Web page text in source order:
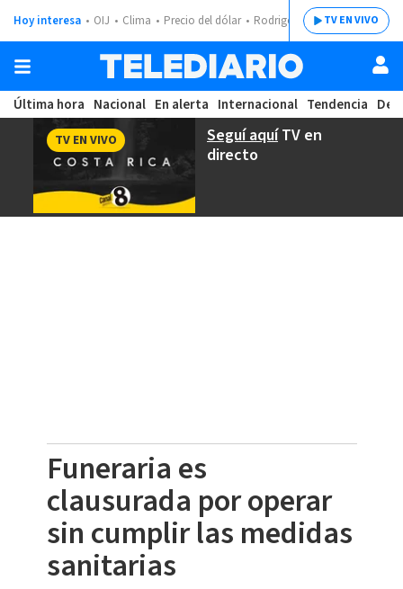
Hoy interesa OIJ Clima Precio del dólar Rodrigo ChavesTV EN VIVO
Última hora Nacional En alerta Internacional Tendencia
Seguí aquíTV en
directo
TV EN VIVO
Funeraria es
clausurada por operar
sin cumplir las medidas
sanitarias